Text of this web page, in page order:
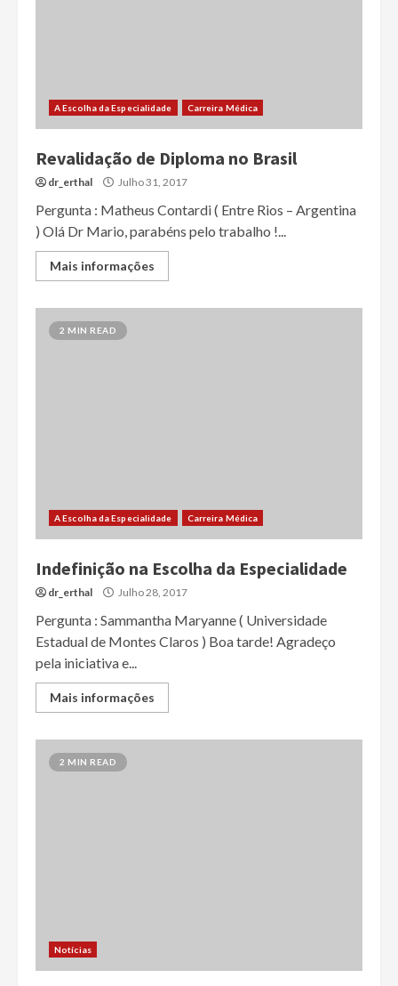
A Escolha da Especialidade Carreira Médica
Revalidação de Diploma no Brasil
dr_erthal Julho 31, 2017
Pergunta : Matheus Contardi ( Entre Rios – Argentina
) Olá Dr Mario, parabéns pelo trabalho !...
Mais informações
2 MIN READ
A Escolha da Especialidade Carreira Médica
Indefinição na Escolha da Especialidade
dr_erthal Julho 28, 2017
Pergunta : Sammantha Maryanne ( Universidade
Estadual de Montes Claros ) Boa tarde! Agradeço
pela iniciativa e...
Mais informações
2 MIN READ
Notícias